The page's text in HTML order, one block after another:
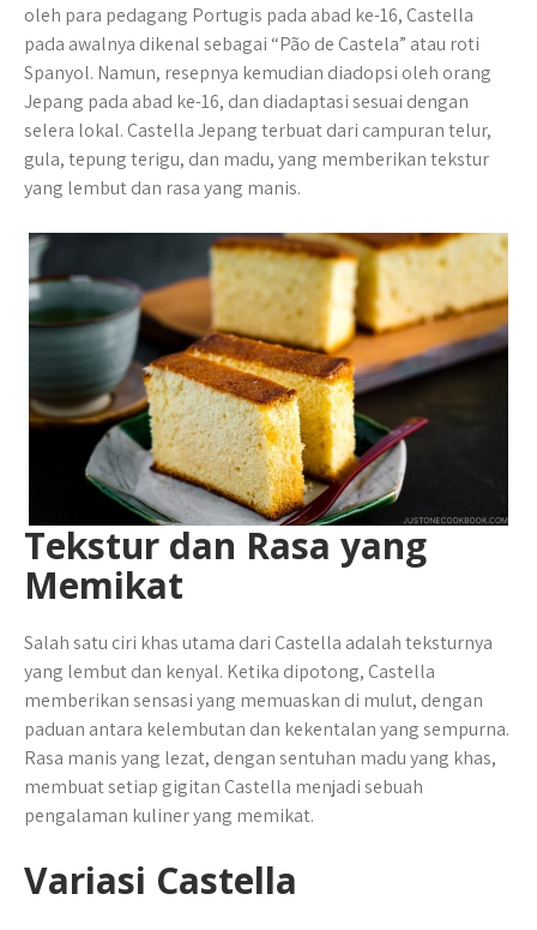
oleh para pedagang Portugis pada abad ke-16, Castella
pada awalnya dikenal sebagai “Pão de Castela” atau roti
Spanyol. Namun, resepnya kemudian diadopsi oleh orang
Jepang pada abad ke-16, dan diadaptasi sesuai dengan
selera lokal. Castella Jepang terbuat dari campuran telur,
gula, tepung terigu, dan madu, yang memberikan tekstur
yang lembut dan rasa yang manis.
Tekstur dan Rasa yang
Memikat
Salah satu ciri khas utama dari Castella adalah teksturnya
yang lembut dan kenyal. Ketika dipotong, Castella
memberikan sensasi yang memuaskan di mulut, dengan
paduan antara kelembutan dan kekentalan yang sempurna.
Rasa manis yang lezat, dengan sentuhan madu yang khas,
membuat setiap gigitan Castella menjadi sebuah
pengalaman kuliner yang memikat.
Variasi Castella